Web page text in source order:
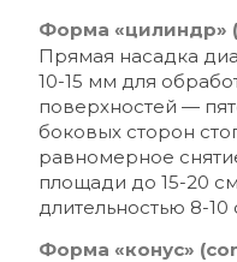
Форма «цилиндр»
Прямая насадка
10-15 мм для
поверхностей —
боковых сторон
равномерное
площади до 15-20
длительностью 8-10
Форма «конус»